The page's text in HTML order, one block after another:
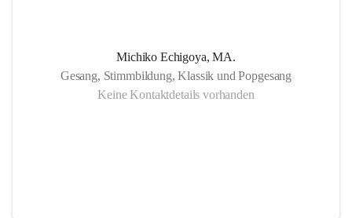
Michiko Echigoya, MA.
Gesang, Stimmbildung, Klassik und Popgesang
Keine Kontaktdetails vorhanden